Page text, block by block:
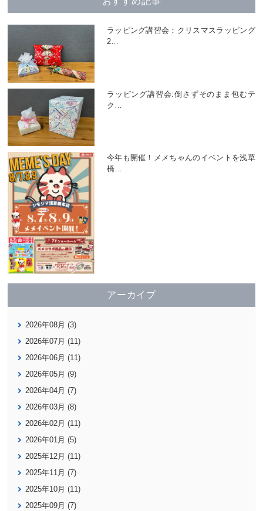
ラッピング講習会：クリスマスラッピング
2…
ラッピング講習会:倒さずそのまま包むテ
ク
今年も開催！メメちゃんのイベントを浅草
橋…
アーカイブ
2026年08月 (3)
2026年07月 (11)
2026年06月 (11)
2026年05月 (9)
2026年04月 (7)
2026年03月 (8)
2026年02月 (11)
2026年01月 (5)
2025年12月 (11)
2025年11月 (7)
2025年10月 (11)
2025年09月 (7)